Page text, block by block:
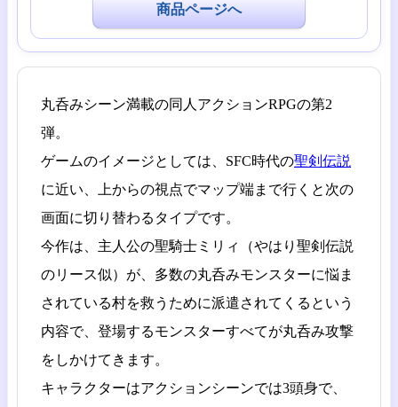
商品ページへ
丸呑みシーン満載の同人アクションRPGの第2
弾。
ゲームのイメージとしては、SFC時代の聖剣伝説
に近い、上からの視点でマップ端まで行くと次の
画面に切り替わるタイプです。
今作は、主人公の聖騎士ミリィ（やはり聖剣伝説
のリース似）が、多数の丸呑みモンスターに悩ま
されている村を救うために派遣されてくるという
内容で、登場するモンスターすべてが丸呑み攻撃
をしかけてきます。
キャラクターはアクションシーンでは3頭身で、